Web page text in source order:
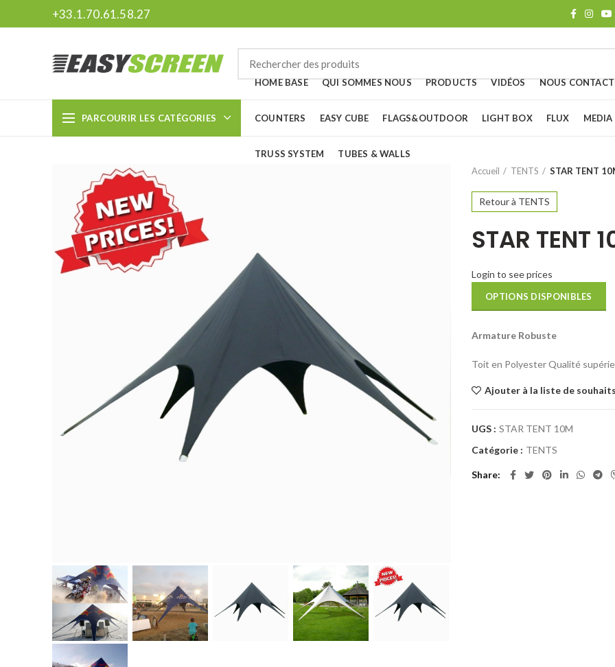
+33.1.70.61.58.27
PARCOURIR LES CATÉGORIES
HOME BASE QUI SOMMES NOUS PRODUCTS VIDÉOS NOUS
COUNTERS EASY CUBE FLAGS&OUTDOOR LIGHT BOX FLUX
TRUSS SYSTEM
TUBES & WALLS
Accueil
TENTS STAR TENT
Retour à TENTS
STAR TENT
Login to see prices
OPTIONS DISPONIBLES
Armature Robuste
Toit en Polyester Qualité
Ajouter à la liste de souhaits
UGS : STAR TENT 10M
Catégorie : TENTS
Share